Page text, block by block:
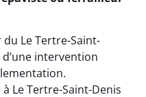
Le Tertre-Saint-
intervention
Le Tertre-Saint-Denis